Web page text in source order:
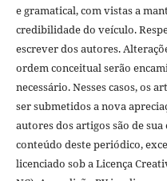
e gramatical, com vistas a
credibilidade do veículo.
escrever dos autores.
ordem conceitual serão
necessário. Nesses casos, os
ser submetidos a nova
autores dos artigos são de
conteúdo deste periódico,
licenciado sob a Licença